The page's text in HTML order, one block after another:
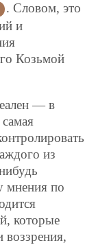
. Словом, это
и
Козьмой
— в
из
мнения по
которые
воззрения,